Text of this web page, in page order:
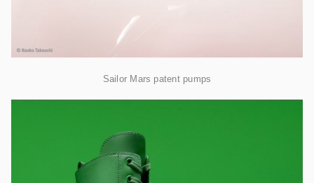
Sailor Mars patent pumps